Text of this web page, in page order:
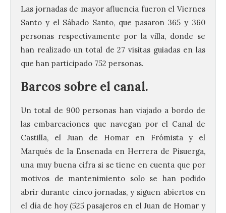
Las jornadas de mayor afluencia fueron el Viernes
Santo y el Sábado Santo, que pasaron 365 y 360
personas respectivamente por la villa, donde se
han realizado un total de 27 visitas guiadas en las
que han participado 752 personas.
Barcos sobre el canal.
Un total de 900 personas han viajado a bordo de
las embarcaciones que navegan por el Canal de
Castilla, el Juan de Homar en Frómista y el
Marqués de la Ensenada en Herrera de Pisuerga,
una muy buena cifra si se tiene en cuenta que por
motivos de mantenimiento solo se han podido
abrir durante cinco jornadas, y siguen abiertos en
el día de hoy (525 pasajeros en el Juan de Homar y